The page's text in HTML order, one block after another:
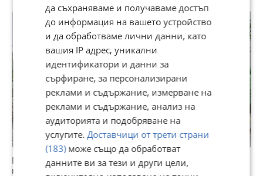
Bulls Grinder 1-алуминиев велосипед, гравел с
карбонова вилка
да съхраняваме и получаваме достъп
до информация на вашето устройство
и да обработваме лични данни, като
вашия IP адрес, уникални
идентификатори и данни за
сърфиране, за персонализирани
реклами и съдържание, измерване на
реклами и съдържание, анализ на
аудиторията и подобряване на
услугите.Доставчици от трети страни
(183)може също да обработват
данните ви за тези и други цели,